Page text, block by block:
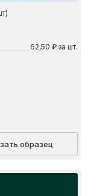
62,50 ₽ за шт.
образец